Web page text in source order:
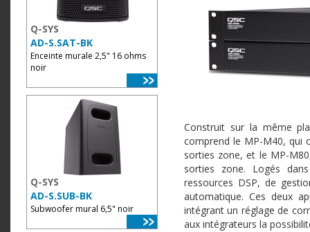
Q-SYS
AD-S.SAT-BK
Enceinte murale 2,5" 16 ohms
noir
Q-SYS
AD-S.SUB-BK
Subwoofer mural 6,5" noir
Construit sur la même
comprend le MP-M40, qui
sorties zone, et le MP-
sorties zone. Logés
ressources DSP, de
automatique. Ces deux
intégrant un réglage de
aux intégrateurs la